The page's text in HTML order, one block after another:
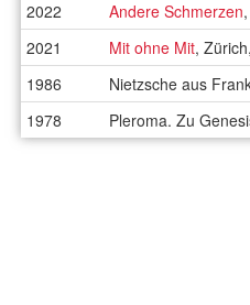
2022
Andere Schmerzen
2021
Mit ohne Mit,
1986
Nietzsche aus
1978
Pleroma. Zu